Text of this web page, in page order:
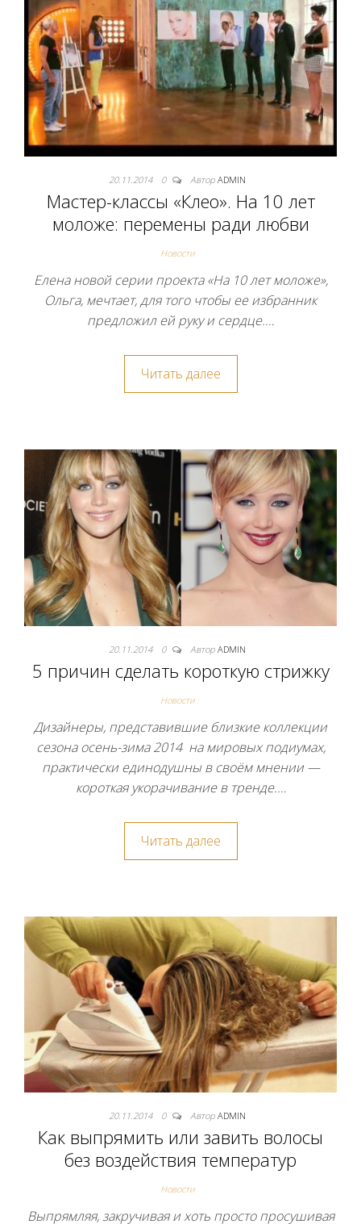
20.11.2014 0 Автор ADMIN
Мастер-классы «Клео». На 10 лет
моложе: перемены ради любви
Новости
Елена новой серии проекта «На 10 лет моложе»,
Ольга, мечтает, для того чтобы ее избранник
предложил ей руку и сердце.…
Читать далее
20.11.2014 0 Автор ADMIN
5 причин сделать короткую стрижку
Новости
Дизайнеры, представившие близкие коллекции
сезона осень-зима 2014 на мировых подиумах,
практически единодушны в своём мнении —
короткая укорачивание в тренде.…
Читать далее
20.11.2014 0 Автор ADMIN
Как выпрямить или завить волосы
без воздействия температур
Новости
Выпрямляя, закручивая и хоть просто просушивая